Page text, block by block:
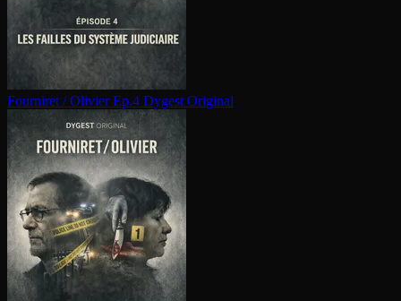
Fourniret / Olivier Ep.4 Dygest Original